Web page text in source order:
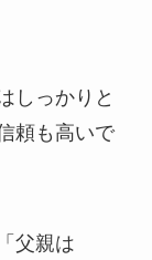
しっかりと
頼も高いで
父親は